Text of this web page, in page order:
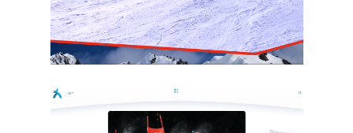
Hotel Naudi